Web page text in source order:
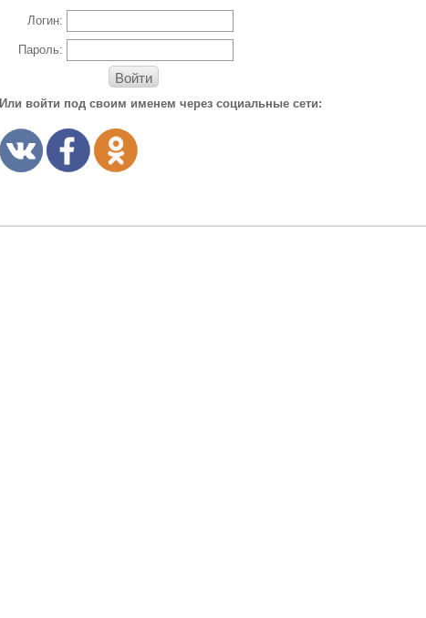
Логин:
Пароль:
Войти
Или войти под своим именем через социальные сети: